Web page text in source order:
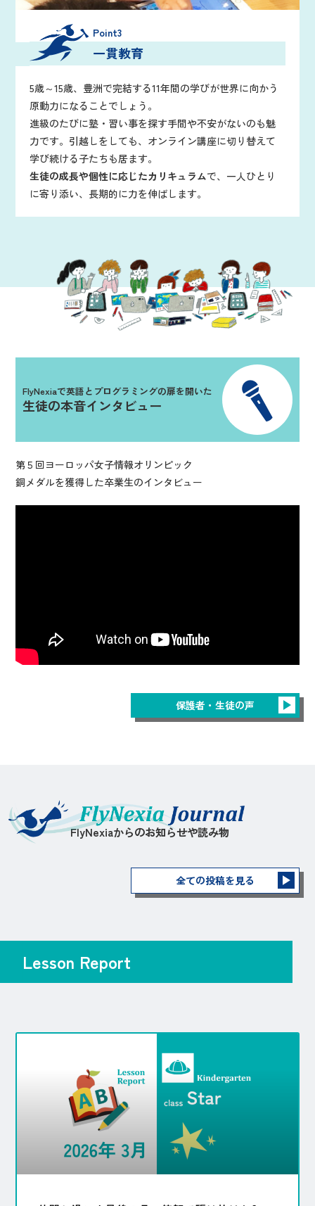
Point3
一貫教育
5歳～15歳、豊洲で完結する11年間の学びが世界に向かう
原動力になることでしょう。
進級のたびに塾・習い事を探す手間や不安がないのも魅
力です。引越しをしても、オンライン講座に切り替えて
学び続ける子たちも居ます。
生徒の成長や個性に応じたカリキュラムで、一人ひとり
に寄り添い、長期的に力を伸ばします。
FlyNexiaで英語とプログラミングの扉を開いた
生徒の本音インタビュー
第５回ヨーロッパ女子情報オリンピック
銅メダルを獲得した卒業生のインタビュー
保護者・生徒の声
FlyNexiaからのお知らせや読み物
全ての投稿を見る
Lesson Report